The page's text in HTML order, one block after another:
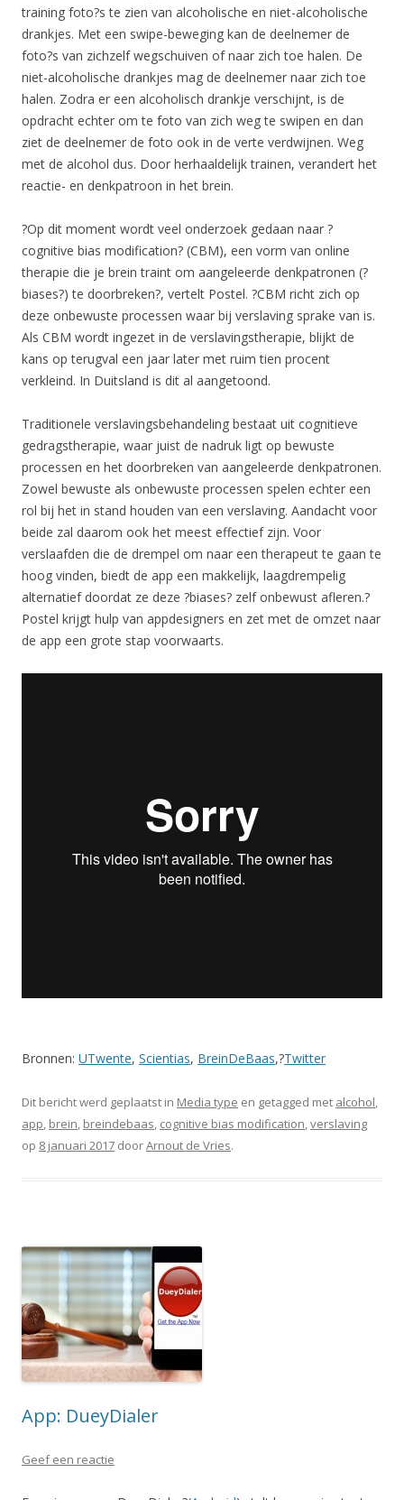
training foto?s te zien van alcoholische en niet-alcoholische
drankjes. Met een swipe-beweging kan de deelnemer de
foto?s van zichzelf wegschuiven of naar zich toe halen. De
niet-alcoholische drankjes mag de deelnemer naar zich toe
halen. Zodra er een alcoholisch drankje verschijnt, is de
opdracht echter om te foto van zich weg te swipen en dan
ziet de deelnemer de foto ook in de verte verdwijnen. Weg
met de alcohol dus. Door herhaaldelijk trainen, verandert het
reactie- en denkpatroon in het brein.
?Op dit moment wordt veel onderzoek gedaan naar ?
cognitive bias modification? (CBM), een vorm van online
therapie die je brein traint om aangeleerde denkpatronen (?
biases?) te doorbreken?, vertelt Postel. ?CBM richt zich op
deze onbewuste processen waar bij verslaving sprake van is.
Als CBM wordt ingezet in de verslavingstherapie, blijkt de
kans op terugval een jaar later met ruim tien procent
verkleind. In Duitsland is dit al aangetoond.
Traditionele verslavingsbehandeling bestaat uit cognitieve
gedragstherapie, waar juist de nadruk ligt op bewuste
processen en het doorbreken van aangeleerde denkpatronen.
Zowel bewuste als onbewuste processen spelen echter een
rol bij het in stand houden van een verslaving. Aandacht voor
beide zal daarom ook het meest effectief zijn. Voor
verslaafden die de drempel om naar een therapeut te gaan te
hoog vinden, biedt de app een makkelijk, laagdrempelig
alternatief doordat ze deze ?biases? zelf onbewust afleren.?
Postel krijgt hulp van appdesigners en zet met de omzet naar
de app een grote stap voorwaarts.
Bronnen: UTwente, Scientias, BreinDeBaas,?Twitter
Dit bericht werd geplaatst in Media type en getagged met alcohol,
app, brein, breindebaas, cognitive bias modification,verslaving
op 8 januari 2017 doorArnout de Vries.
App: DueyDialer
Geef een reactie